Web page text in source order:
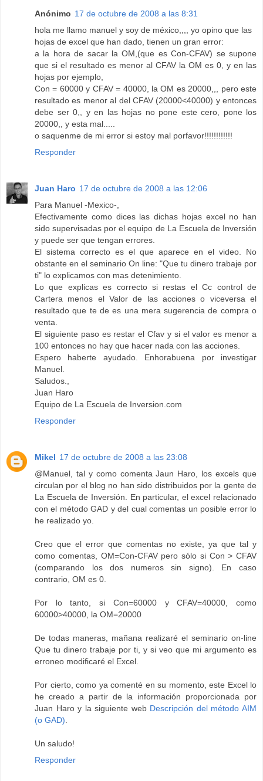
Anónimo 17 de octubre de 2008 a las 8:31
hola me llamo manuel y soy de méxico,,,, yo opino que las
hojas de excel que han dado, tienen un gran error:
a la hora de sacar la OM,(que es Con-CFAV) se supone
que si el resultado es menor al CFAV la OM es 0, y en las
hojas por ejemplo,
Con = 60000 y CFAV = 40000, la OM es 20000,,, pero este
resultado es menor al del CFAV (20000<40000) y entonces
debe ser 0,, y en las hojas no pone este cero, pone los
20000,, y esta mal.....
o saquenme de mi error si estoy mal porfavor!!!!!!!!!!!!
Responder
Juan Haro 17 de octubre de 2008 a las 12:06
Para Manuel -Mexico-,
Efectivamente como dices las dichas hojas excel no han
sido supervisadas por el equipo de La Escuela de Inversión
y puede ser que tengan errores.
El sistema correcto es el que aparece en el video. No
obstante en el seminario On line: "Que tu dinero trabaje por
ti" lo explicamos con mas detenimiento.
Lo que explicas es correcto si restas el Cc control de
Cartera menos el Valor de las acciones o viceversa el
resultado que te de es una mera sugerencia de compra o
venta.
El siguiente paso es restar el Cfav y si el valor es menor a
100 entonces no hay que hacer nada con las acciones.
Espero haberte ayudado. Enhorabuena por investigar
Manuel.
Saludos.,
Juan Haro
Equipo de La Escuela de Inversion.com
Responder
Mikel 17 de octubre de 2008 a las 23:08
@Manuel, tal y como comenta Jaun Haro, los excels que
circulan por el blog no han sido distribuidos por la gente de
La Escuela de Inversión. En particular, el excel relacionado
con el método GAD y del cual comentas un posible error lo
he realizado yo.
Creo que el error que comentas no existe, ya que tal y
como comentas, OM=Con-CFAV pero sólo si Con > CFAV
(comparando los dos numeros sin signo). En caso
contrario, OM es 0.
Por lo tanto, si Con=60000 y CFAV=40000, como
60000>40000, la OM=20000
De todas maneras, mañana realizaré el seminario on-line
Que tu dinero trabaje por ti, y si veo que mi argumento es
erroneo modificaré el Excel.
Por cierto, como ya comenté en su momento, este Excel lo
he creado a partir de la información proporcionada por
Juan Haro y la siguiente web Descripción del método AIM
(o GAD)
Un saludo!
Responder